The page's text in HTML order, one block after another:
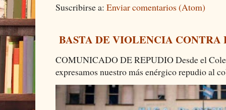
Suscribirse a: Enviar comentarios (Atom)
BASTA DE VIOLENCIA
COMUNICADO DE REPUDIO Desde el
expresamos nuestro más enérgico repudio al